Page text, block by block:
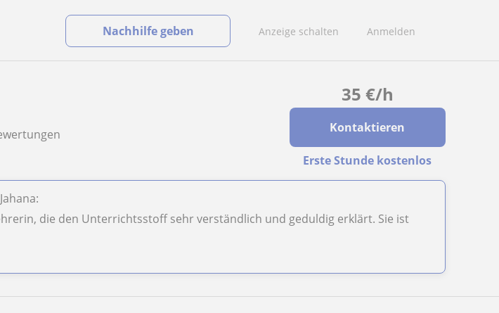
Anzeige schalten Anmelden
Nachhilfe geben
35 €/h
Kontaktieren
Erste Stunde kostenlos
die den Unterrichtsstoff sehr verständlich und geduldig erklärt. Sie ist